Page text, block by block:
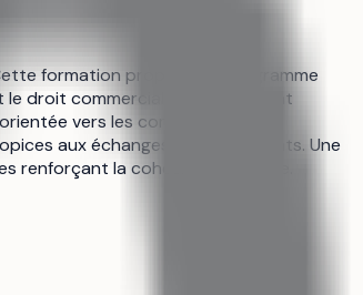
formation propose un programme
le droit commercial. Les cours sont
vers les compétences
aux échanges entre étudiants. Une
renforçant la cohésion étudiante.